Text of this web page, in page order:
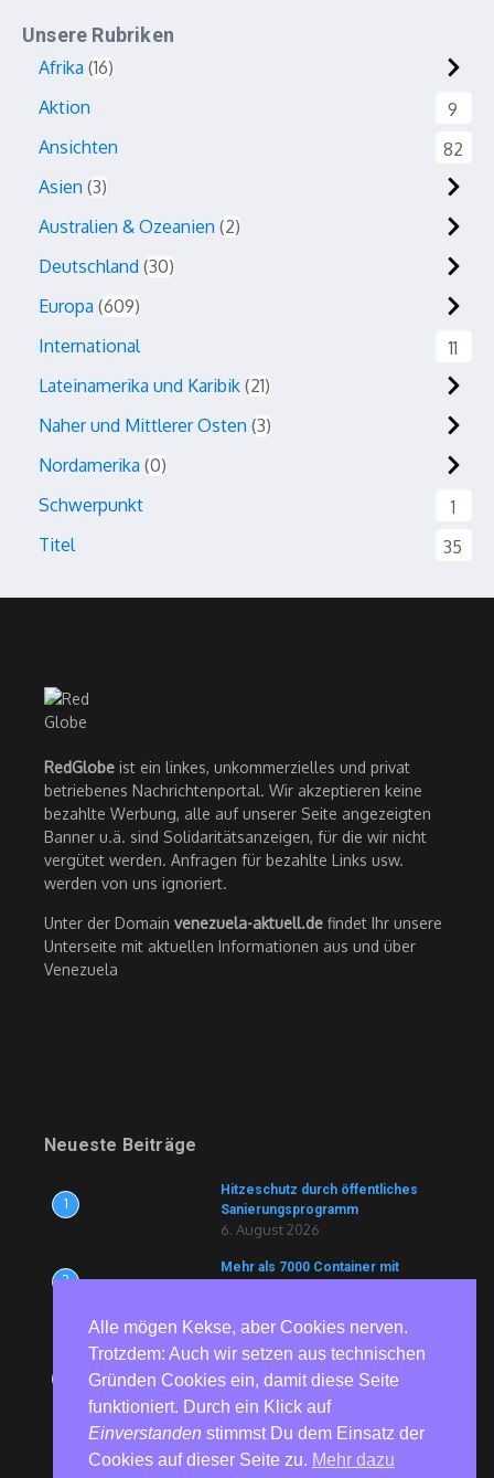
Unsere Rubriken
Afrika 16
Aktion
9
Ansichten
82
Asien 3
Australien & Ozeanien 2
Deutschland 30
Europa 609
International
11
Lateinamerika und Karibik 21
Naher und Mittlerer Osten 3
Nordamerika 0
Schwerpunkt
1
Titel
35
RedGlobe ist ein linkes, unkommerzielles und privat
betriebenes Nachrichtenportal. Wir akzeptieren keine
bezahlte Werbung, alle auf unserer Seite angezeigten
Banner u.ä. sind Solidaritätsanzeigen, für die wir nicht
vergütet werden. Anfragen für bezahlte Links usw.
werden von uns ignoriert.
Unter der Domain venezuela-aktuell.de findet Ihr unsere
Unterseite mit aktuellen Informationen aus und über
Venezuela
Neueste Beiträge
1
Hitzeschutz durch öffentliches
Sanierungsprogramm
6. August 2026
2
Mehr als 7000 Container mit
6. August 2026
81 Jahre nach Hiroshima und
Nagasaki – Bundesweite
Gedenkaktionen erinnern an die
Opfer von Atomwaffen
6. August 2026
Alle mögen Kekse, aber Cookies nerven.
Trotzdem: Auch wir setzen aus technischen
Gründen Cookies ein, damit diese Seite
funktioniert. Durch ein Klick auf
Einverstanden stimmst Du dem Einsatz der
Cookies auf dieser Seite zu. Mehr dazu